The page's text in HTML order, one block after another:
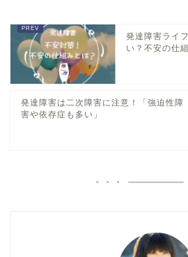
発達障害ライ
い？不安の仕
発達障害は二次障害に注意！「強迫性障
害や依存症も多い」